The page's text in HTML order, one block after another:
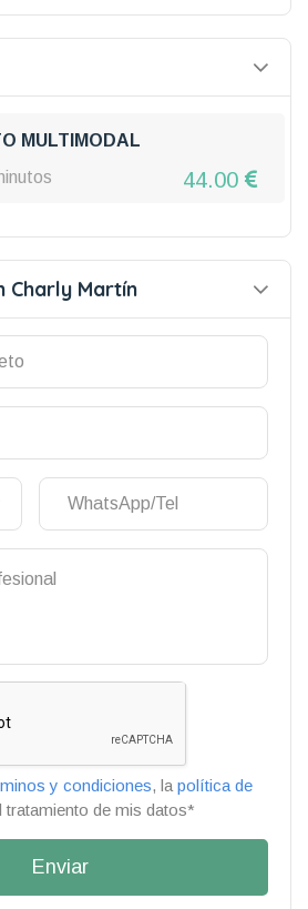
MULTIMODAL
44.00
Charly Martín
y condiciones, la política de
tratamiento de mis datos*
Enviar